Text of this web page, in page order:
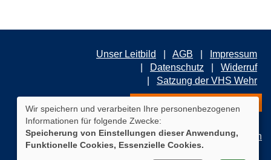
Unser Leitbild AGB
Impressum
Datenschutz
Widerruf
Satzung der VHS Wehr
Cookie Einstellungen
Wir speichern und verarbeiten Ihre personenbezogenen
Informationen für folgende Zwecke:
Speicherung von Einstellungen dieser Anwendung,
Funktionelle Cookies, Essenzielle Cookies.